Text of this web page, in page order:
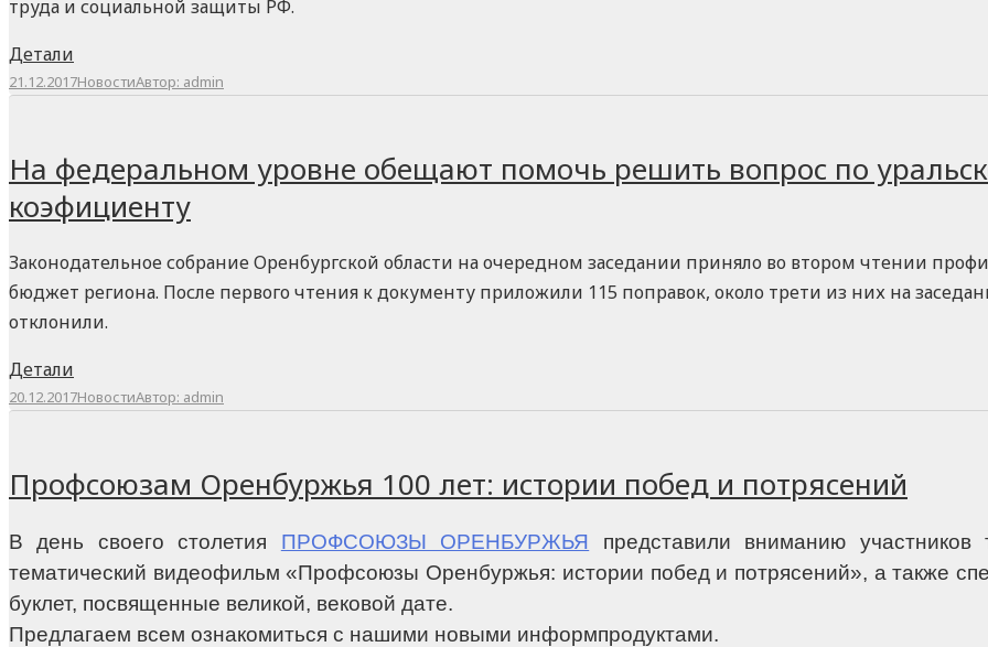
труда и социальной защиты РФ.
Детали
21.12.2017НовостиАвтор: admin
На федеральном уровне обещают помочь решить вопрос по
коэфициенту
Законодательное собрание Оренбургской области на очередном заседании приняло во втором чтении
бюджет региона. После первого чтения к документу приложили 115 поправок, около трети из них на
отклонили.
Детали
20.12.2017НовостиАвтор: admin
Профсоюзам Оренбуржья 100 лет: истории побед и потрясений
В день своего столетия ПРОФСОЮЗЫ ОРЕНБУРЖЬЯ представили вниманию участников
тематический видеофильм «Профсоюзы Оренбуржья: истории побед и потрясений», а также
буклет, посвященные великой, вековой дате.
Предлагаем всем ознакомиться с нашими новыми информпродуктами.